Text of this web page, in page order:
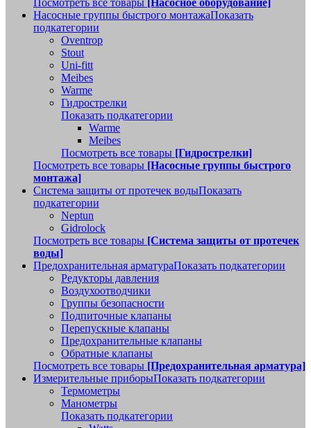
Посмотреть все товары [Насосное оборудование]
Насосные группы быстрого монтажаПоказать
подкатегории
Oventrop
Stout
Uni-fitt
Meibes
Warme
Гидрострелки
Показать подкатегории
Warme
Meibes
Посмотреть все товары [Гидрострелки]
Посмотреть все товары [Насосные группы быстрого
монтажа]
Система защиты от протечек водыПоказать
подкатегории
Neptun
Gidrolock
Посмотреть все товары [Система защиты от протечек
воды]
Предохранительная арматураПоказать подкатегории
Редукторы давления
Воздухоотводчики
Группы безопасности
Подпиточные клапаны
Перепускные клапаны
Предохранительные клапаны
Обратные клапаны
Посмотреть все товары [Предохранительная арматура]
Измерительные приборыПоказать подкатегории
Термометры
Манометры
Показать подкатегории